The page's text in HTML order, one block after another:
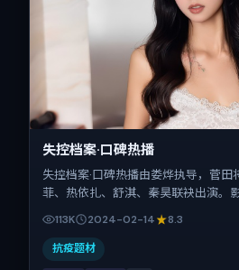
失控档案·口碑热播
失控档案·口碑热播由娄烨执导，菅田
菲、热依扎、舒淇、秦昊联袂出演。
将故事锚定在印度，借当代中国的现
转。2024年2月14日于印度首映（春
钟，适合喜欢强情节与细腻表演的观众
113K 2024-02-14 8.3
抗疫题材